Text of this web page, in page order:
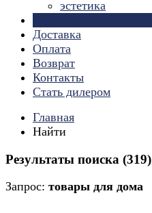
эстетика
Доставка
Оплата
Возврат
Контакты
Стать дилером
Главная
Найти
Результаты поиска (319)
Запрос: товары для дома